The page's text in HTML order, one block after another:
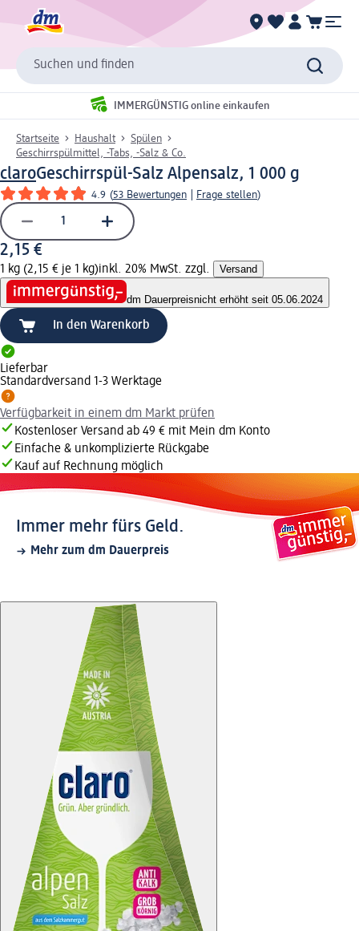
Suchen und finden
IMMERGÜNSTIG online einkaufen
Startseite Haushalt
Spülen
Geschirrspülmittel, -Tabs, -Salz & Co.
claroGeschirrspül-Salz Alpensalz, 1 000 g
4.9 (53 Bewertungen Frage stellen)
2,15 €
1 kg (2,15 € je 1 kg)inkl. 20% MwSt. zzgl. Versand
dm Dauerpreisnicht erhöht seit 05.06.2024
In den Warenkorb
Lieferbar
Standardversand 1-3 Werktage
Verfügbarkeit in einem dm Markt prüfen
Kostenloser Versand ab 49 € mit Mein dm Konto
Einfache & unkomplizierte Rückgabe
Kauf auf Rechnung möglich
Immer mehr fürs Geld.
Mehr zum dm Dauerpreis